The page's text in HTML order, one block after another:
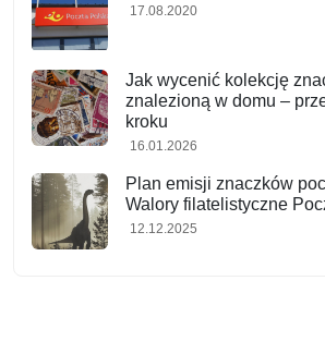
17.08.2020
Jak wycenić kolekcję
znalezioną w domu –
kroku
16.01.2026
Plan emisji znaczków
Walory filatelistyczne
12.12.2025